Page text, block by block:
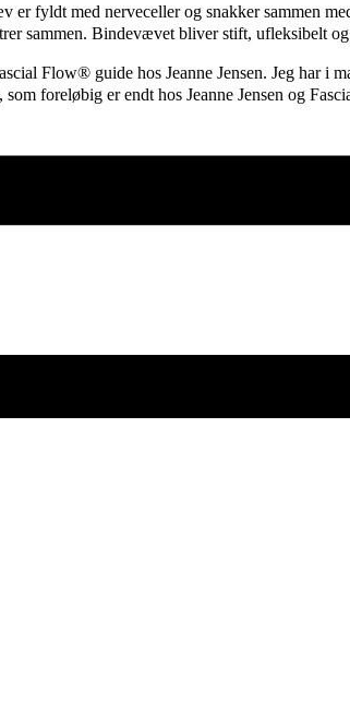
er fyldt med nerveceller og snakker sammen
sammen. Bindevævet bliver stift, ufleksibelt
Flow® guide hos Jeanne Jensen. Jeg har
som foreløbig er endt hos Jeanne Jensen og